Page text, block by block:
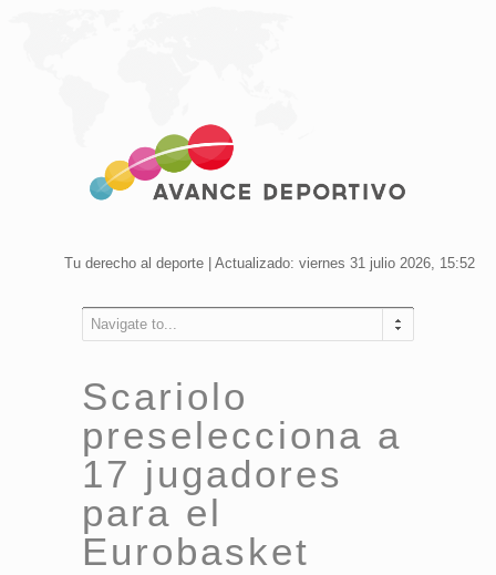
Tu derecho al deporte | Actualizado: viernes 31 julio 2026, 15:52
Navigate to...
Scariolo
preselecciona a
17 jugadores
para el
Eurobasket